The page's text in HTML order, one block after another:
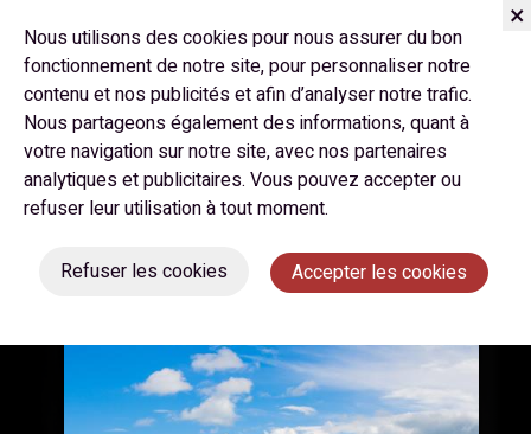
Novembre 2025
WEEKEND COUP DE CŒUR :
L’ÉTANG DE THAU
Nous utilisons des cookies pour nous assurer du bon
fonctionnement de notre site, pour personnaliser notre
contenu et nos publicités et afin d’analyser notre trafic.
Nous partageons également des informations, quant à
votre navigation sur notre site, avec nos partenaires
analytiques et publicitaires. Vous pouvez accepter ou
refuser leur utilisation à tout moment.
Refuser les cookies Accepter les cookies